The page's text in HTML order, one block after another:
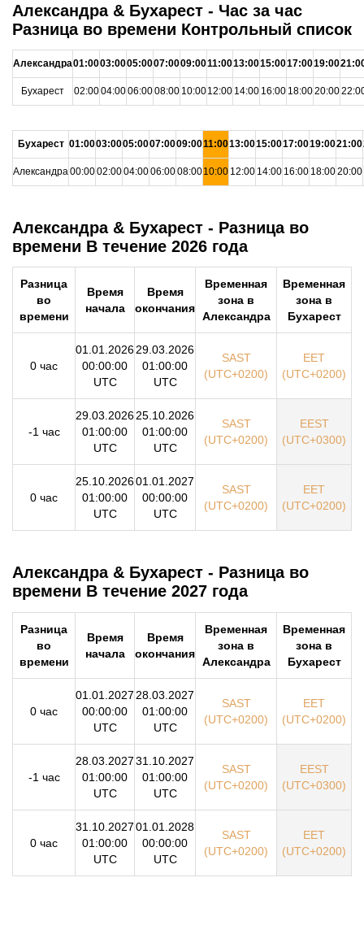
Александра & Бухарест - Час за час
Разница во времени Контрольный список
Александра01:0003:0005:0007:0009:0011:0013:0015:0017:0019:00
Бухарест 02:0004:0006:0008:00 10:0012:00 14:00 16:00 18:0020:00
Бухарест 01:0003:0005:0007:0009:0011:0013:0015:0017:0019:0021:00
Александра00:0002:0004:0006:0008:0010:00 12:00 14:00 16:00 18:0020:00
Александра & Бухарест - Разница во
времени В течение 2026 года
Разница
во
времени
Время
начала
Время
окончания
Временная
зона в
Александра
Временная
зона в
Бухарест
0 час
01.01.2026
00:00:00
UTC
29.03.2026
01:00:00
UTC
SAST
(UTC+0200)
EET
(UTC+0200)
-1 час
29.03.2026
01:00:00
UTC
25.10.2026
01:00:00
UTC
SAST
(UTC+0200)
EEST
(UTC+0300)
0 час
25.10.2026
01:00:00
UTC
01.01.2027
00:00:00
UTC
SAST
(UTC+0200)
EET
(UTC+0200)
Александра & Бухарест - Разница во
времени В течение 2027 года
Разница
во
времени
Время
начала
Время
окончания
Временная
зона в
Александра
Временная
зона в
Бухарест
0 час
01.01.2027
00:00:00
UTC
28.03.2027
01:00:00
UTC
SAST
(UTC+0200)
EET
(UTC+0200)
-1 час
28.03.2027
01:00:00
UTC
31.10.2027
01:00:00
UTC
SAST
(UTC+0200)
EEST
(UTC+0300)
0 час
31.10.2027
01:00:00
UTC
01.01.2028
00:00:00
UTC
SAST
(UTC+0200)
EET
(UTC+0200)